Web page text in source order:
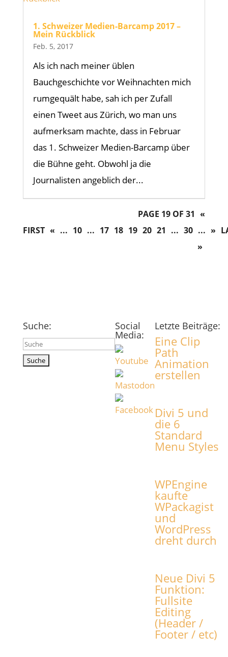
1. Schweizer Medien-Barcamp 2017 –
Mein Rückblick
Feb. 5, 2017
Als ich nach meiner üblen
Bauchgeschichte vor Weihnachten mich
rumgequält habe, sah ich per Zufall
einen Tweet aus Zürich, wo man uns
aufmerksam machte, dass in Februar
das 1. Schweizer Medien-Barcamp über
die Bühne geht. Obwohl ja die
Journalisten angeblich der...
PAGE 19 OF 31 «
FIRST « ... 10 ... 17 18 19 20 21 ... 30 ... »
»
Suche:
Suchen
nach:
Social
Media:
Letzte Beiträge:
Eine Clip
Path
Animation
erstellen
Divi 5 und
die 6
Standard
Menu Styles
WPEngine
kaufte
WPackagist
und
WordPress
dreht durch
Neue Divi 5
Funktion:
Fullsite
Editing
(Header /
Footer / etc)